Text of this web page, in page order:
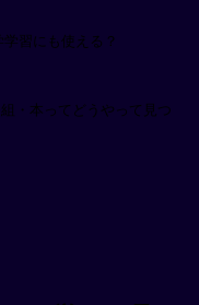
習にも使える？
・本ってどうやって見つ